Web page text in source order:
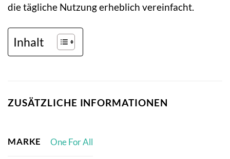
die tägliche Nutzung erheblich vereinfacht.
Inhalt
ZUSÄTZLICHE INFORMATIONEN
MARKE One For All